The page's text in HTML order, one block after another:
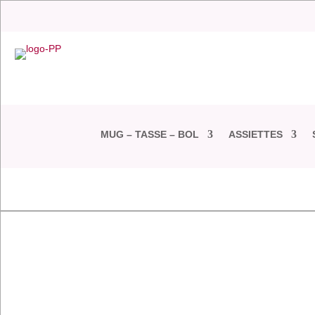
MUG – TASSE – BOL ASSIETTES